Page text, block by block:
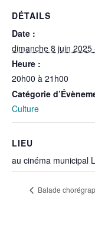
DÉTAILS
Date :
dimanche 8 juin 2025
Heure :
20h00 à 21h00
Catégorie
Culture
LIEU
au cinéma municipal
Balade